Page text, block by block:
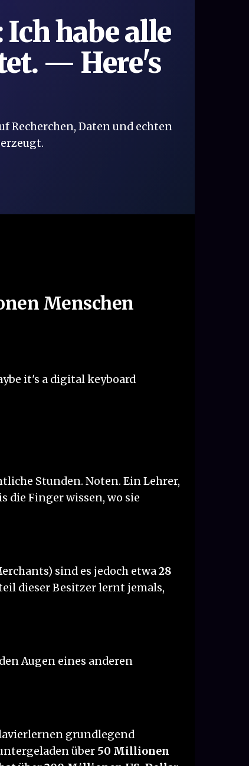
Ich habe alle
— Here's
Recherchen, Daten und echten
Menschen
it's a digital keyboard
Stunden. Noten. Ein Lehrer,
die Finger wissen, wo sie
sind es jedoch etwa28
dieser Besitzer lernt jemals,
Augen eines anderen
grundlegend
über 50 Millionen